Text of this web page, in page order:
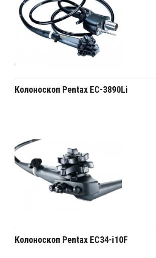
Колоноскоп Pentax EC-3890Li
Колоноскоп Pentax EC34-i10F